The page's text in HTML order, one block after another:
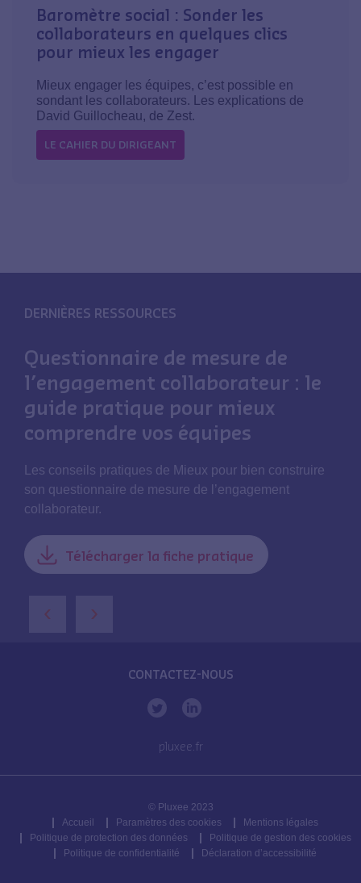
Baromètre social : Sonder les
collaborateurs en quelques clics
pour mieux les engager
Mieux engager les équipes, c’est possible en
sondant les collaborateurs. Les explications de
David Guillocheau, de Zest.
LE CAHIER DU DIRIGEANT
DERNIÈRES RESSOURCES
Questionnaire de mesure de
l’engagement collaborateur : le
guide pratique pour mieux
comprendre vos équipes
Les conseils pratiques de Mieux pour bien construire
son questionnaire de mesure de l’engagement
collaborateur.
Télécharger la fiche pratique
‹ ›
CONTACTEZ-NOUS
pluxee.fr
© Pluxee 2023
Accueil
Paramètres des cookies
Mentions légales
Politique de protection des données
Politique de gestion des cookies
Politique de confidentialité
Déclaration d’accessibilité